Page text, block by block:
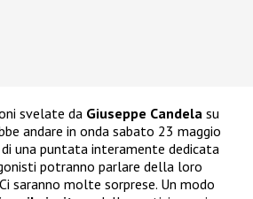
svelate da Giuseppe Candela su
andare in onda sabato 23 maggio
una puntata interamente dedicata
potranno parlare della loro
saranno molte sorprese. Un modo